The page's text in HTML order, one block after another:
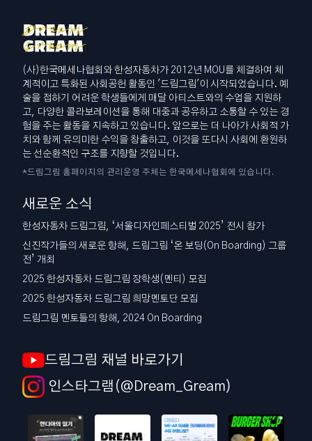
(사)한국메세나협회와 한성자동차가 2012년 MOU를 체결하여 체
계적이고 특화된 사회공헌 활동인 '드림그림'이 시작되었습니다. 예
술을 접하기 어려운 학생들에게 매달 아티스트와의 수업을 지원하
고, 다양한 콜라보레이션을 통해 대중과 공유하고 소통할 수 있는 경
험을 주는 활동을 지속하고 있습니다. 앞으로는 더 나아가 사회적 가
치와 함께 유의미한 수익을 창출하고, 이것을 또다시 사회에 환원하
는 선순환적인 구조를 지향할 것입니다.
*드림그림 홈페이지의 관리운영 주체는 한국메세나협회에 있습니다.
새로운 소식
한성자동차 드림그림, ‘서울디자인페스티벌 2025’ 전시 참가
신진작가들의 새로운 항해, 드림그림 ‘온 보딩(On Boarding) 그룹
전’ 개최
2025 한성자동차 드림그림 장학생(멘티) 모집
2025 한성자동차 드림그림 희망멘토단 모집
드림그림 멘토들의 항해, 2024 On Boarding
드림그림 채널 바로가기
인스타그램(@Dream_Gream)